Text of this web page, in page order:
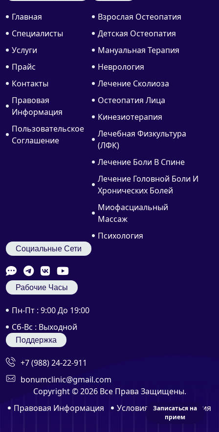
Главная
Специалисты
Услуги
Прайс
Контакты
Правовая
Информация
Пользовательское
Соглашение
Взрослая Остеопатия
Детская Остеопатия
Мануальная Терапия
Неврология
Лечение Сколиоза
Остеопатия Лица
Кинезиотерапия
Лечебная Физкультура
(ЛФК)
Лечение Боли В Спине
Лечение Головной Боли И
Хронических Болей
Миофасциальный
Массаж
Психология
Социальные Сети
Рабочие Часы
Пн-Пт : 9:00 До 19:00
Сб-Вс : Выходной
Поддержка
+7 (988) 24-22-911
bonumclinic@gmail.com
Copyright ©2026 Все Права Защищены.
Правовая Информация
Условия Использования
Записаться на
прием